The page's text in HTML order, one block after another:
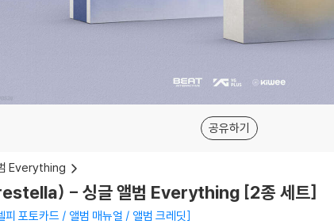
공유하기
Everything
- 싱글 앨범 Everything [2종 세트]
포토카드 / 앨범 매뉴얼 / 앨범 크레딧